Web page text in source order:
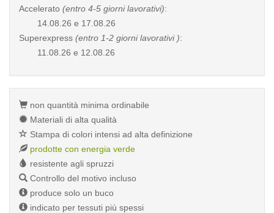
Accelerato (entro 4-5 giorni lavorativi):
14.08.26 e 17.08.26
Superexpress (entro 1-2 giorni lavorativi ):
11.08.26 e 12.08.26
non quantità minima ordinabile
Materiali di alta qualità
Stampa di colori intensi ad alta definizione
prodotte con energia verde
resistente agli spruzzi
Controllo del motivo incluso
produce solo un buco
indicato per tessuti più spessi